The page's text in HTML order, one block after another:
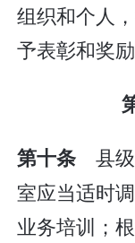
组织和个人
予表彰和奖励
第十条 县
室应当适时
业务培训；